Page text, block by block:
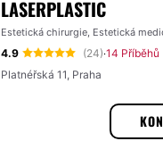
LASERPLASTIC
Estetická chirurgie, Estetická
4.9 (24)·14 Příběhů
Platnéřská 11, Praha